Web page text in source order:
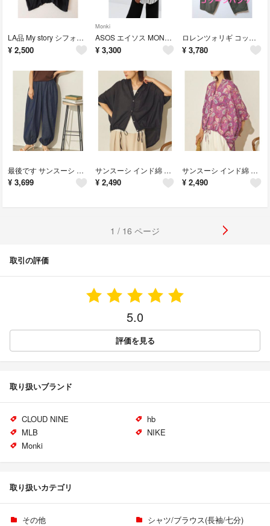
LA品 My story シフォン ボイル地 シアー カフタン チュニック プルオーバー
¥ 2,500
Monki
ASOS エイソス MONKI シフォン ストライプ ロング丈 長袖シャツ ブラウス チュニック
¥ 3,300
ロレンツォリギ コットン ダブルガーゼ コクーンパンツ ワイドパンツ L
¥ 3,780
最後です サンスーシ インド綿 薄手6.5 デニム バルーンパンツ ワイドパンツ
¥ 3,699
サンスーシ インド綿 コットンボイル 裾ドロスト ワイドシャツ ブラウス
¥ 2,490
サンスーシ インド綿 コットンボイル 裾ドロスト ワイドシャツ ブラウス ペイズリー
¥ 2,490
1 / 16 ページ
取引の評価
5.0
評価を見る
取り扱いブランド
CLOUD NINE
hb
MLB
NIKE
Monki
取り扱いカテゴリ
その他
シャツ/ブラウス(長袖/七分)